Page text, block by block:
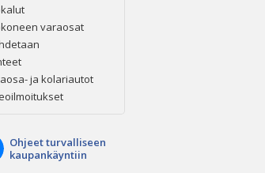
varaosat
ja kolariautot
Ohjeet turvalliseen
kaupankäyntiin